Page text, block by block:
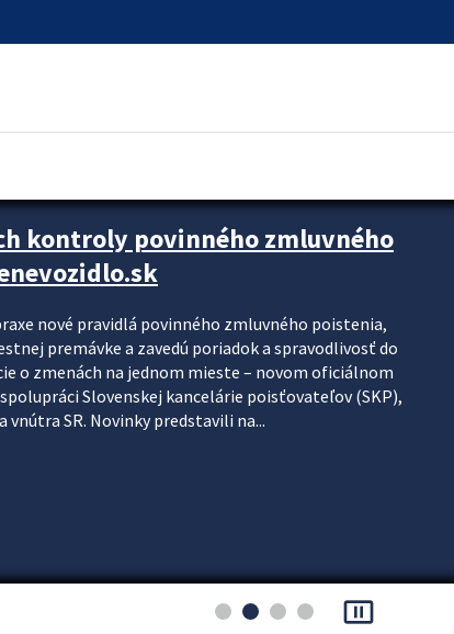
kontroly povinného zmluvného
nové pravidlá povinného zmluvného poistenia,
premávke a zavedú poriadok a spravodlivosť do
o zmenách na jednom mieste – novom oficiálnom
Slovenskej kancelárie poisťovateľov (SKP),
SR. Novinky predstavili na...
pause_presentation